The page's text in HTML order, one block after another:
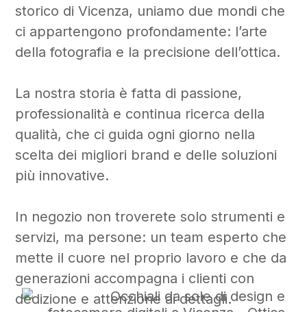
storico di Vicenza, uniamo due mondi che
ci appartengono profondamente: l’arte
della fotografia e la precisione dell’ottica.
La nostra storia è fatta di passione,
professionalità e continua ricerca della
qualità, che ci guida ogni giorno nella
scelta dei migliori brand e delle soluzioni
più innovative.
In negozio non troverete solo strumenti e
servizi, ma persone: un team esperto che
mette il cuore nel proprio lavoro e che da
generazioni accompagna i clienti con
dedizione e attenzione ai dettagli.